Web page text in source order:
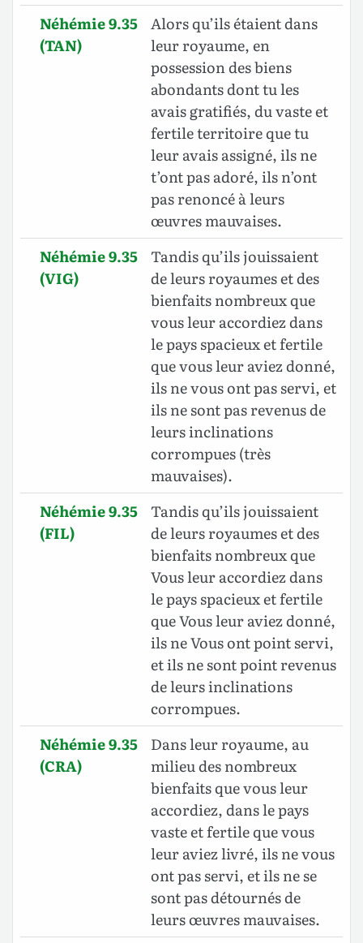
Néhémie 9.35
(TAN)
Alors qu’ils étaient dans
leur royaume, en
possession des biens
abondants dont tu les
avais gratifiés, du vaste et
fertile territoire que tu
leur avais assigné, ils ne
t’ont pas adoré, ils n’ont
pas renoncé à leurs
œuvres mauvaises.
Néhémie 9.35
(VIG)
Tandis qu’ils jouissaient
de leurs royaumes et des
bienfaits nombreux que
vous leur accordiez dans
le pays spacieux et fertile
que vous leur aviez donné,
ils ne vous ont pas servi, et
ils ne sont pas revenus de
leurs inclinations
corrompues (très
mauvaises).
Néhémie 9.35
(FIL)
Tandis qu’ils jouissaient
de leurs royaumes et des
bienfaits nombreux que
Vous leur accordiez dans
le pays spacieux et fertile
que Vous leur aviez donné,
ils ne Vous ont point servi,
et ils ne sont point revenus
de leurs inclinations
corrompues.
Néhémie 9.35
(CRA)
Dans leur royaume, au
milieu des nombreux
bienfaits que vous leur
accordiez, dans le pays
vaste et fertile que vous
leur aviez livré, ils ne vous
ont pas servi, et ils ne se
sont pas détournés de
leurs œuvres mauvaises.